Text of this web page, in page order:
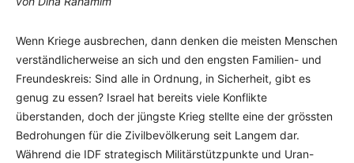
Wenn Kriege ausbrechen, dann denken die meisten Menschen
verständlicherweise an sich und den engsten Familien- und
Freundeskreis: Sind alle in Ordnung, in Sicherheit, gibt es
genug zu essen? Israel hat bereits viele Konflikte
überstanden, doch der jüngste Krieg stellte eine der grössten
Bedrohungen für die Zivilbevölkerung seit Langem dar.
Während die IDF strategisch Militärstützpunkte und Uran-